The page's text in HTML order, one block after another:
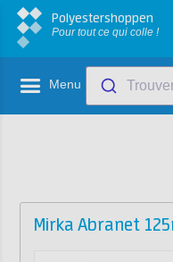
Polyestershoppen
Pour tout ce qui colle !
Menu
Mirka Abranet